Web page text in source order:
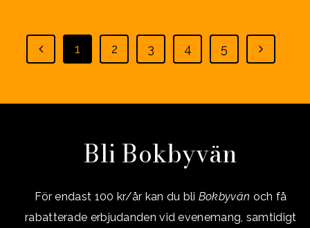
1 2 3 4 5
Bli Bokbyvän
För endast 100 kr/år kan du bli Bokbyvän och få
rabatterade erbjudanden vid evenemang, samtidigt